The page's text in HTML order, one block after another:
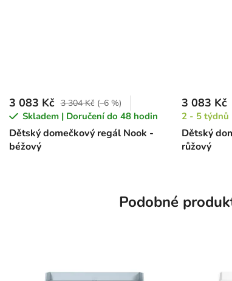
Dětský domečkový regál Nook -
béžový
3 083 Kč 3 304 Kč (–6 %)
Skladem | Doručení do 48 hodin
Dětský
růžový
3 083 Kč
2 - 5 týdnů
Podobné